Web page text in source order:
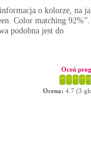
o kolorze, na
Color matching 92%”.
podobna jest do
Oceń
Ocena: 4.7 (3